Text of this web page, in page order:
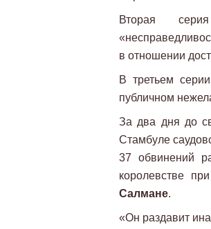
Вторая
в отношении
В третьем
публичном
За два дня до
Стамбуле
37 обвинений
королевстве
Салмане.
«Он раздавит